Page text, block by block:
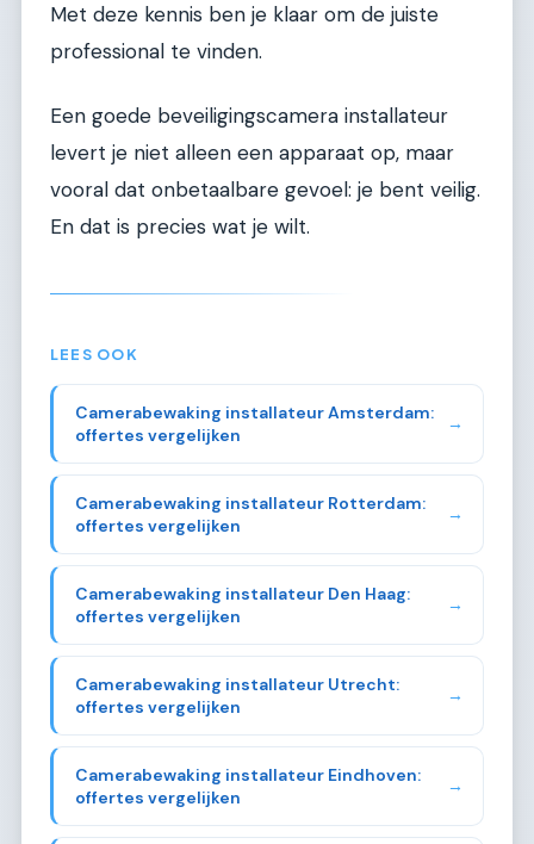
Met deze kennis ben je klaar om de juiste
professional te vinden.
Een goede beveiligingscamera installateur
levert je niet alleen een apparaat op, maar
vooral dat onbetaalbare gevoel: je bent veilig.
En dat is precies wat je wilt.
LEES OOK
Camerabewaking installateur Amsterdam:
offertes vergelijken
→
Camerabewaking installateur Rotterdam:
offertes vergelijken
→
Camerabewaking installateur Den Haag:
offertes vergelijken
→
Camerabewaking installateur Utrecht:
offertes vergelijken
→
Camerabewaking installateur Eindhoven:
offertes vergelijken
→